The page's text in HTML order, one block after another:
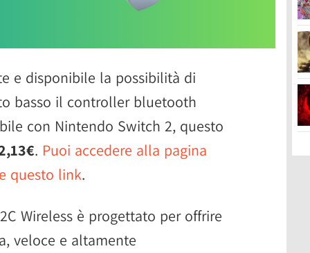
e disponibile la possibilità di
basso il controller bluetooth
con Nintendo Switch 2, questo
. Puoi accedere alla pagina
questo link.
Wireless è progettato per offrire
veloce e altamente